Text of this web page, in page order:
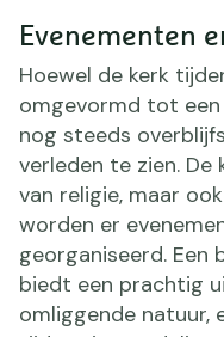
Evenementen
Hoewel de kerk
omgevormd tot
nog steeds
verleden te zien. De
van religie, maar
worden er
georganiseerd. Een
biedt een prachtig
omliggende natuur,